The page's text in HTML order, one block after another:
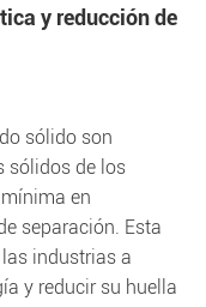
y reducción de
sólido son
sólidos de los
en
separación. Esta
industrias a
y reducir su huella